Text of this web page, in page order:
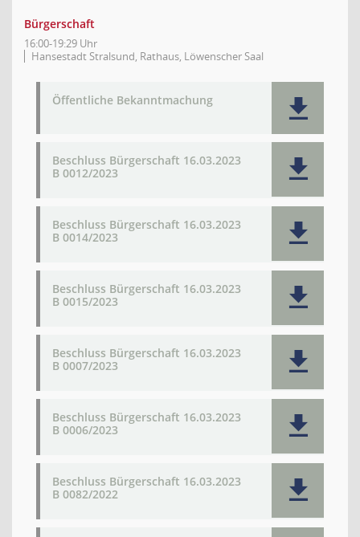
Bürgerschaft
16:00-19:29 Uhr
Hansestadt Stralsund, Rathaus, Löwenscher Saal
Öffentliche Bekanntmachung
Beschluss Bürgerschaft 16.03.2023
B 0012/2023
Beschluss Bürgerschaft 16.03.2023
B 0014/2023
Beschluss Bürgerschaft 16.03.2023
B 0015/2023
Beschluss Bürgerschaft 16.03.2023
B 0007/2023
Beschluss Bürgerschaft 16.03.2023
B 0006/2023
Beschluss Bürgerschaft 16.03.2023
B 0082/2022